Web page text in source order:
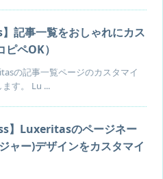
記事一覧をおしゃれにカス
ペOK）
の記事一覧ページのカスタマイ
す。 Lu ...
】Luxeritasのページネー
ャー)デザインをカスタマイ